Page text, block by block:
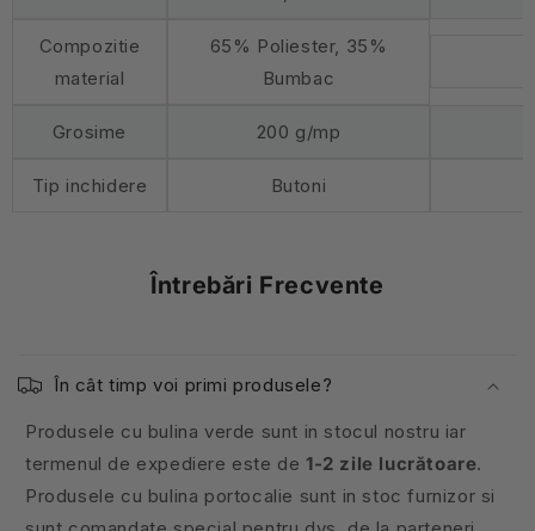
Compozitie
material
65% Poliester, 35%
Bumbac
Grosime 200 g/mp
Tip inchidere Butoni
Întrebări Frecvente
În cât timp voi primi produsele?
Produsele cu bulina verde sunt in stocul nostru iar
termenul de expediere este de1-2 zile lucrătoare.
Produsele cu bulina portocalie sunt in stoc furnizor si